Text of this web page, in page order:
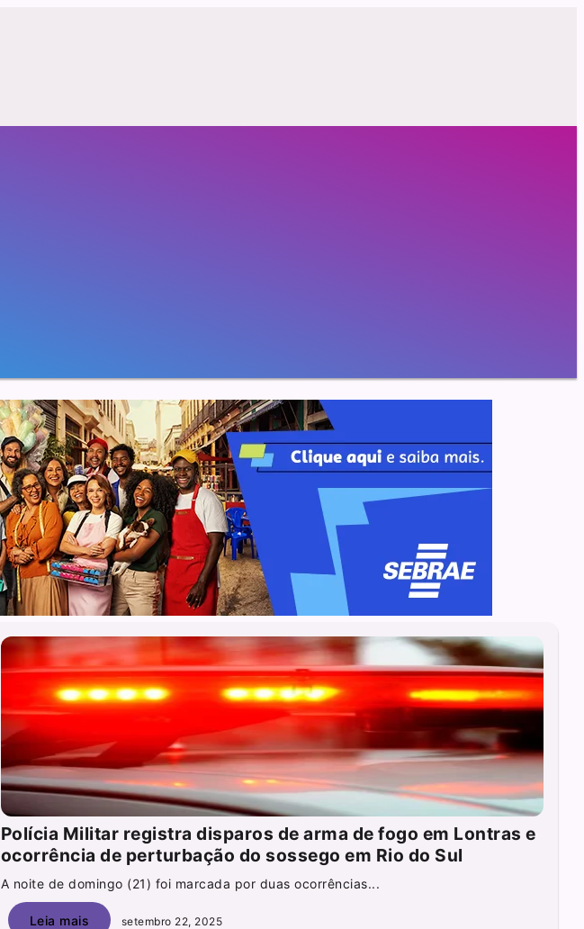
Polícia Militar registra disparos de arma de fogo em Lontras e
ocorrência de perturbação do sossego em Rio do Sul
A noite de domingo (21) foi marcada por duas ocorrências...
Leia mais setembro 22, 2025